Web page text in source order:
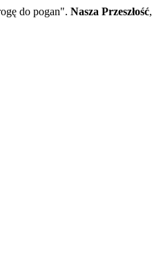
do pogan". Nasza Przeszłość,